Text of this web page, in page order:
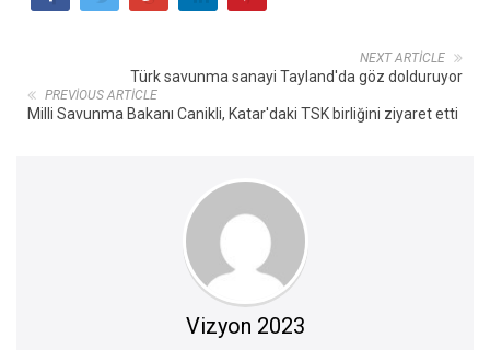
NEXT ARTICLE
Türk savunma sanayi Tayland'da göz dolduruyor
PREVIOUS ARTICLE
Milli Savunma Bakanı Canikli, Katar'daki TSK birliğini ziyaret etti
Vizyon 2023